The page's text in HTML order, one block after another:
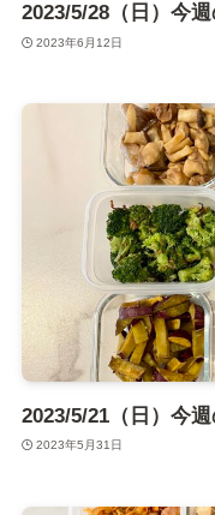
2023/5/28（日）今
2023年6月12日
2023/5/21（日）今
2023年5月31日